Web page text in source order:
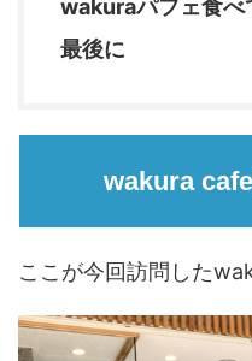
wakuraパフェ食べ
最後に
wakura
ここが今回訪問した